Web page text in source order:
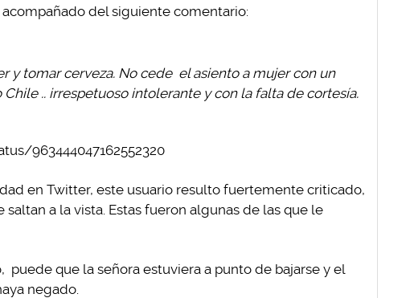
del siguiente comentario:
y tomar cerveza. No cede el asiento a mujer con un
Chile .. irrespetuoso intolerante y con la falta de cortesía.
963444047162552320
en Twitter, este usuario resulto fuertemente criticado,
a la vista. Estas fueron algunas de las que le
que la señora estuviera a punto de bajarse y el
negado.